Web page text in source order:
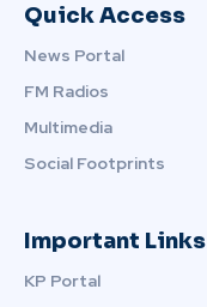
Quick Access
News Portal
FM Radios
Multimedia
Social Footprints
Important Links
KP Portal